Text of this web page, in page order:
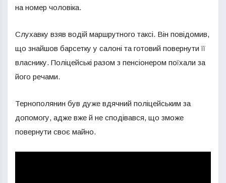
на номер чоловіка.
Слухавку взяв водій маршрутного таксі. Він повідомив,
що знайшов барсетку у салоні та готовий повернути її
власнику. Поліцейські разом з пенсіонером поїхали за
його речами.
Тернополянин був дуже вдячний поліцейським за
допомогу, адже вже й не сподівався, що зможе
повернути своє майно.